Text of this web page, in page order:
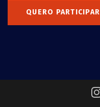
QUERO PARTICIPAR